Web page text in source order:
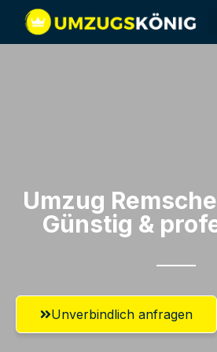
Umzug
Günstig &
Unverbindlich anfragen